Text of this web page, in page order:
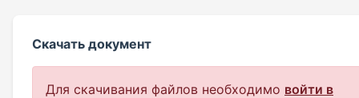
Скачать документ
Для скачивания файлов необходимо войти в